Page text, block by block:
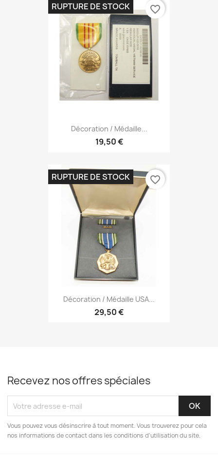
Décoration / Médaille...
19,50 €
RUPTURE DE STOCK favorite_border
Décoration / Médaille USA...
29,50 €
RUPTURE DE STOCK favorite_border
Recevez nos offres spéciales
Vous pouvez vous désinscrire à tout moment. Vous trouverez pour cela
nos informations de contact dans les conditions d'utilisation du site.